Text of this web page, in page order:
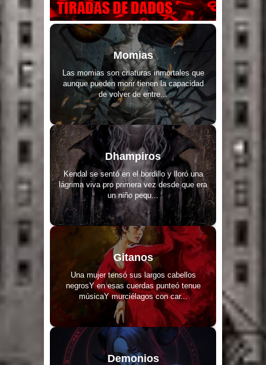
Momias
Las momias son criaturas inmortales que
aunque pueden morir tienen la capacidad
de volver de entre...
Dhampiros
Kendal se sentó en el bordillo y lloró una
lágrima viva pro primera vez desde que era
un niño pequ...
Gitanos
Una mujer tensó sus largos cabellos
negrosY en esas cuerdas punteó tenue
músicaY murciélagos con car...
Demonios